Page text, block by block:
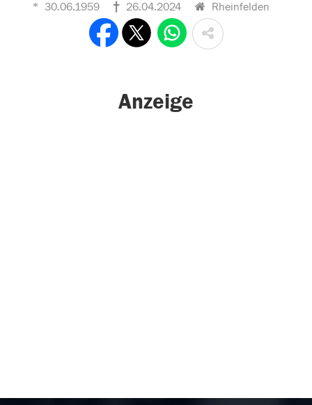
30.06.1959 26.04.2024 Rheinfelden
Anzeige